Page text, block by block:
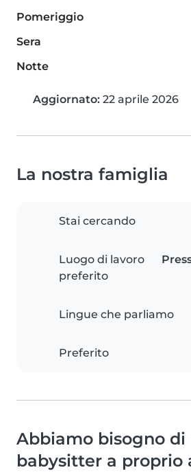
Pomeriggio
Sera
Notte
Aggiornato: 22 aprile 2026
La nostra famiglia
Stai cercando
Luogo di lavoro
preferito
Lingue che parliamo
Preferito
Abbiamo bisogno di
babysitter a proprio